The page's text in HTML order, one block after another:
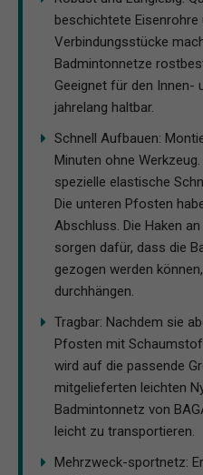
beschichtete Eisenrohre
Verbindungsstücke
Badmintonnetze
Geeignet für den Innen-
jahrelang haltbar.
Schnell Aufbauen:
Minuten ohne
spezielle elastische
Die unteren Pfosten
Abschluss. Die Haken
sorgen dafür, dass die
gezogen werden
durchhängen.
Tragbar: Nachdem sie
Pfosten mit
wird auf die passende
mitgelieferten leichten
Badmintonnetz von
leicht zu transportieren.
Mehrzweck-sportnetz: